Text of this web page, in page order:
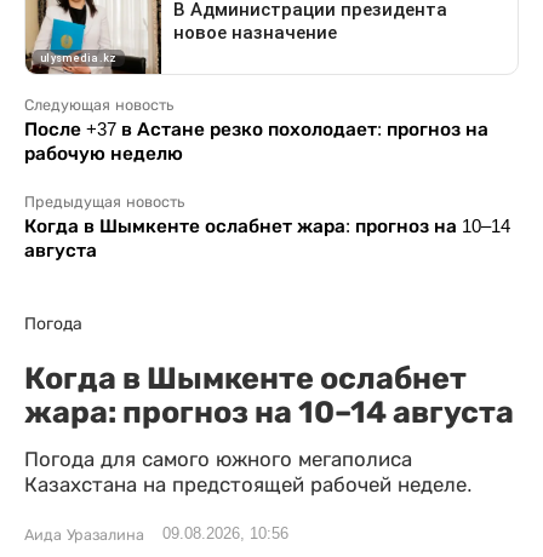
Следующая новость
После +37 в Астане резко похолодает: прогноз на
рабочую неделю
Предыдущая новость
Когда в Шымкенте ослабнет жара: прогноз на 10–14
августа
Погода
Когда в Шымкенте ослабнет
жара: прогноз на 10–14 августа
Погода для самого южного мегаполиса
Казахстана на предстоящей рабочей неделе.
Аида Уразалина 09.08.2026, 10:56